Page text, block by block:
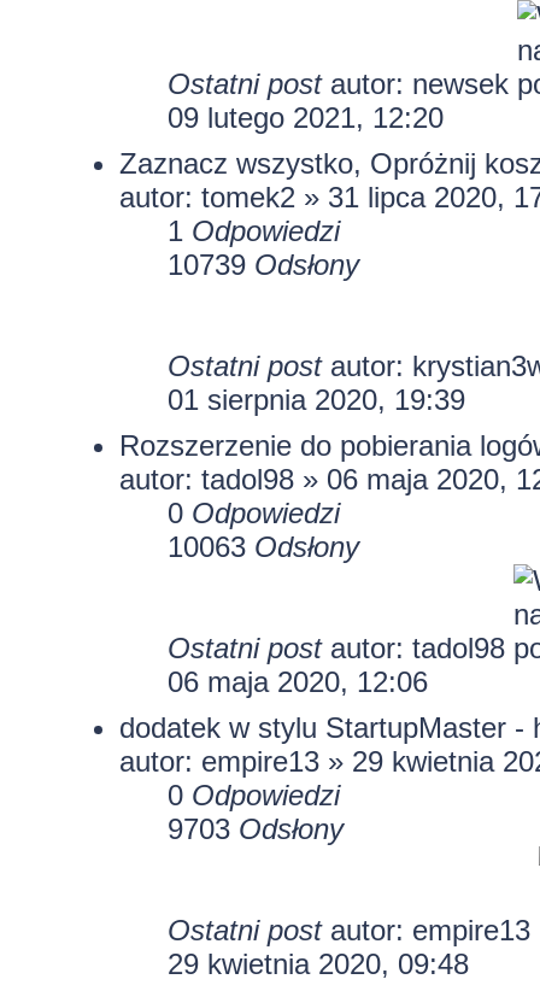
Ostatni post autor: newsek
09 lutego 2021, 12:20
Zaznacz wszystko, Opróżnij
autor: tomek2» 31 lipca 2020,
1 Odpowiedzi
10739 Odsłony
Ostatni post autor:
01 sierpnia 2020, 19:39
Rozszerzenie do pobierania
autor: tadol98» 06 maja 2020,
0 Odpowiedzi
10063 Odsłony
Ostatni post autor: tadol98
06 maja 2020, 12:06
dodatek w stylu StartupMaster -
autor: empire13» 29 kwietnia
0 Odpowiedzi
9703 Odsłony
Ostatni post autor: empire13
29 kwietnia 2020, 09:48